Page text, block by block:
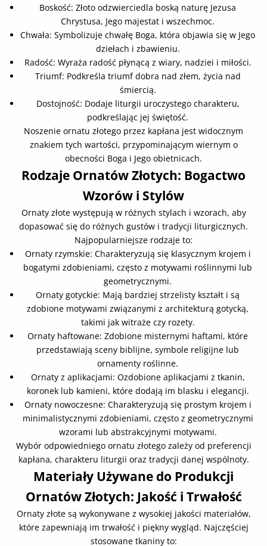
Boskość: Złoto odzwierciedla boską naturę Jezusa
Chrystusa, Jego majestat i wszechmoc.
Chwała: Symbolizuje chwałę Boga, która objawia się w Jego
dziełach i zbawieniu.
Radość: Wyraża radość płynącą z wiary, nadziei i miłości.
Triumf: Podkreśla triumf dobra nad złem, życia nad
śmiercią.
Dostojność: Dodaje liturgii uroczystego charakteru,
podkreślając jej świętość.
Noszenie ornatu złotego przez kapłana jest widocznym
znakiem tych wartości, przypominającym wiernym o
obecności Boga i Jego obietnicach.
Rodzaje Ornatów Złotych: Bogactwo
Wzorów i Stylów
Ornaty złote występują w różnych stylach i wzorach, aby
dopasować się do różnych gustów i tradycji liturgicznych.
Najpopularniejsze rodzaje to:
Ornaty rzymskie: Charakteryzują się klasycznym krojem i
bogatymi zdobieniami, często z motywami roślinnymi lub
geometrycznymi.
Ornaty gotyckie: Mają bardziej strzelisty kształt i są
zdobione motywami związanymi z architekturą gotycką,
takimi jak witraże czy rozety.
Ornaty haftowane: Zdobione misternymi haftami, które
przedstawiają sceny biblijne, symbole religijne lub
ornamenty roślinne.
Ornaty z aplikacjami: Ozdobione aplikacjami z tkanin,
koronek lub kamieni, które dodają im blasku i elegancji.
Ornaty nowoczesne: Charakteryzują się prostym krojem i
minimalistycznymi zdobieniami, często z geometrycznymi
wzorami lub abstrakcyjnymi motywami.
Wybór odpowiedniego ornatu złotego zależy od preferencji
kapłana, charakteru liturgii oraz tradycji danej wspólnoty.
Materiały Używane do Produkcji
Ornatów Złotych: Jakość i Trwałość
Ornaty złote są wykonywane z wysokiej jakości materiałów,
które zapewniają im trwałość i piękny wygląd. Najczęściej
stosowane tkaniny to: